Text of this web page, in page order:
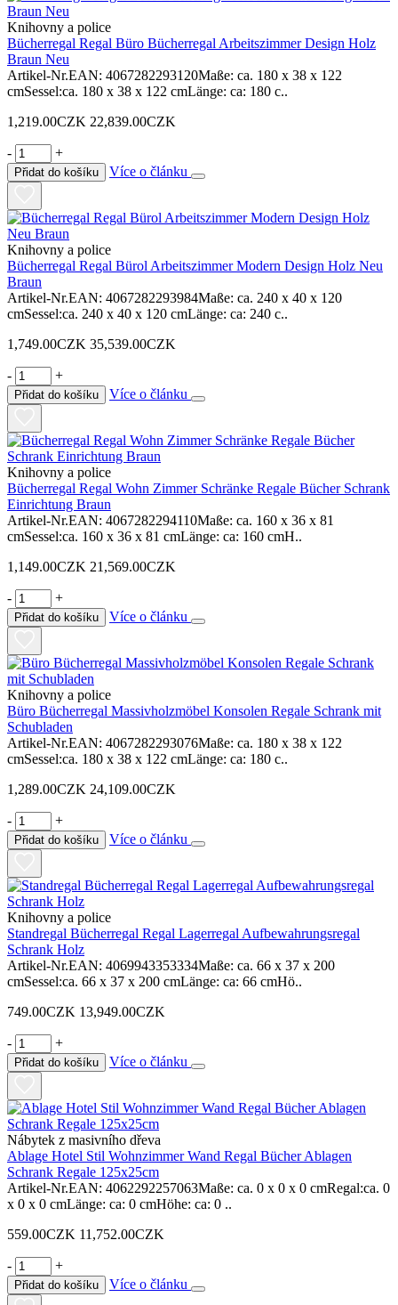
Knihovny a police
Bücherregal Regal Büro Bücherregal Arbeitszimmer Design Holz
Braun Neu
Artikel-Nr.EAN: 4067282293120Maße: ca. 180 x 38 x 122
cmSessel:ca. 180 x 38 x 122 cmLänge: ca: 180 c..
1,219.00CZK 22,839.00CZK
- +
Přidat do košíku Více o článku
Knihovny a police
Bücherregal Regal Bürol Arbeitszimmer Modern Design Holz Neu
Braun
Artikel-Nr.EAN: 4067282293984Maße: ca. 240 x 40 x 120
cmSessel:ca. 240 x 40 x 120 cmLänge: ca: 240 c..
1,749.00CZK 35,539.00CZK
- +
Přidat do košíku Více o článku
Knihovny a police
Bücherregal Regal Wohn Zimmer Schränke Regale Bücher Schrank
Einrichtung Braun
Artikel-Nr.EAN: 4067282294110Maße: ca. 160 x 36 x 81
cmSessel:ca. 160 x 36 x 81 cmLänge: ca: 160 cmH..
1,149.00CZK 21,569.00CZK
- +
Přidat do košíku Více o článku
Knihovny a police
Büro Bücherregal Massivholzmöbel Konsolen Regale Schrank mit
Schubladen
Artikel-Nr.EAN: 4067282293076Maße: ca. 180 x 38 x 122
cmSessel:ca. 180 x 38 x 122 cmLänge: ca: 180 c..
1,289.00CZK 24,109.00CZK
- +
Přidat do košíku Více o článku
Knihovny a police
Standregal Bücherregal Regal Lagerregal Aufbewahrungsregal
Schrank Holz
Artikel-Nr.EAN: 4069943353334Maße: ca. 66 x 37 x 200
cmSessel:ca. 66 x 37 x 200 cmLänge: ca: 66 cmHö..
749.00CZK 13,949.00CZK
- +
Přidat do košíku Více o článku
Nábytek z masivního dřeva
Ablage Hotel Stil Wohnzimmer Wand Regal Bücher Ablagen
Schrank Regale 125x25cm
Artikel-Nr.EAN: 4062292257063Maße: ca. 0 x 0 x 0 cmRegal:ca. 0
x 0 x 0 cmLänge: ca: 0 cmHöhe: ca: 0 ..
559.00CZK 11,752.00CZK
- +
Přidat do košíku Více o článku